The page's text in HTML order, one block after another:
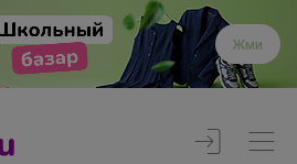
Жми